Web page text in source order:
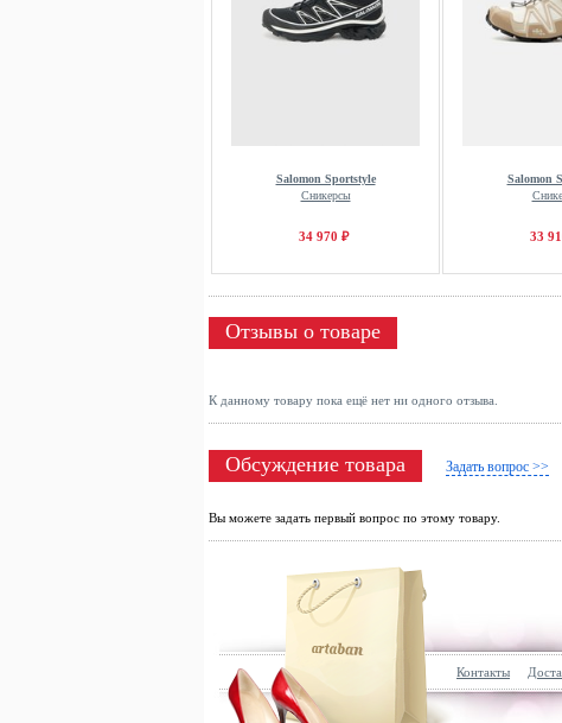
Salomon Sportstyle
Сникерсы
34 970 ₽
Salomon
33
Отзывы о товаре
К данному товару пока ещё нет ни одного отзыва.
Обсуждение товара Задать вопрос >>
Вы можете задать первый вопрос по этому товару.
Контакты